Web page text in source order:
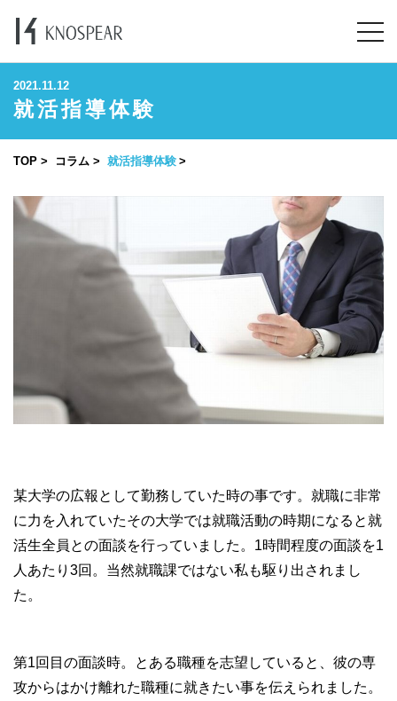
2021.11.12
就活指導体験
TOP コラム 就活指導体験
某大学の広報として勤務していた時の事です。就職に非常
に力を入れていたその大学では就職活動の時期になると就
活生全員との面談を行っていました。1時間程度の面談を1
人あたり3回。当然就職課ではない私も駆り出されまし
た。
第1回目の面談時。とある職種を志望していると、彼の専
攻からはかけ離れた職種に就きたい事を伝えられました。